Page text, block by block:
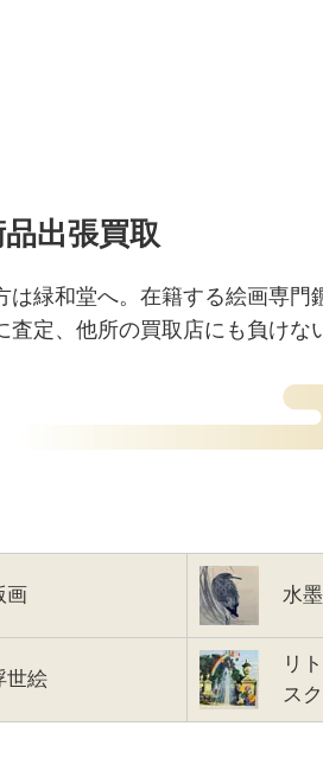
出張買取
は緑和堂へ。在籍する絵画専門
定、他所の買取店にも負けな
画 水
世絵
リ
ス